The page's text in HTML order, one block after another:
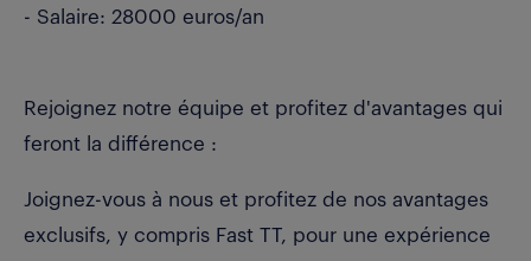
- Salaire: 28000 euros/an
Rejoignez notre équipe et profitez d'avantages qui
feront la différence :
Joignez-vous à nous et profitez de nos avantages
exclusifs, y compris Fast TT, pour une expérience